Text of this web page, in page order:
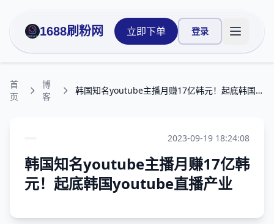
1688刷粉网 立即下单 登录 打开主
首
页
博
客
韩国知名youtube主播月赚17亿韩元！起底韩国youtube直播产业
2023-09-19 18:24:08
韩国知名youtube主播月赚17亿韩
元！起底韩国youtube直播产业